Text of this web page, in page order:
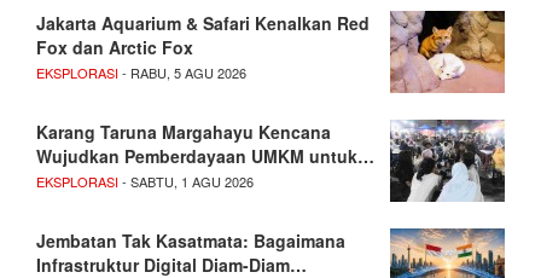
Jakarta Aquarium & Safari Kenalkan Red
Fox dan Arctic Fox
EKSPLORASI- RABU, 5 AGU 2026
Karang Taruna Margahayu Kencana
Wujudkan Pemberdayaan UMKM untuk…
EKSPLORASI- SABTU, 1 AGU 2026
Jembatan Tak Kasatmata: Bagaimana
Infrastruktur Digital Diam-Diam…